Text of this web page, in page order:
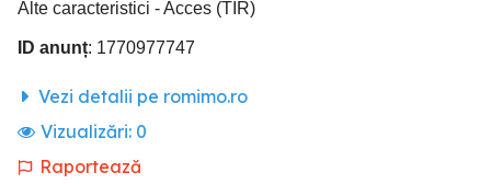
Alte caracteristici - Acces (TIR)
ID anunț: 1770977747
Vezi detalii pe romimo.ro
Vizualizări: 0
Raportează